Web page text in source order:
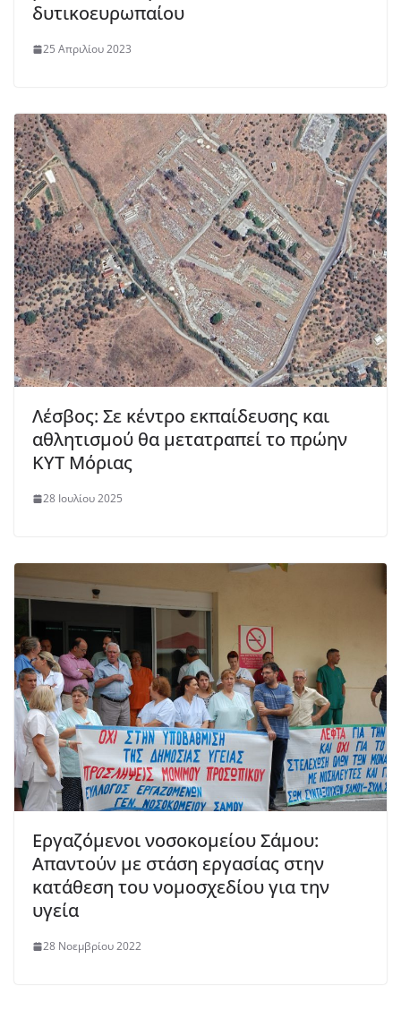
δυτικοευρωπαίου
25 Απριλίου 2023
Λέσβος: Σε κέντρο εκπαίδευσης και
αθλητισμού θα μετατραπεί το πρώην
ΚΥΤ Μόριας
28 Ιουλίου 2025
Εργαζόμενοι νοσοκομείου Σάμου:
Απαντούν με στάση εργασίας στην
κατάθεση του νομοσχεδίου για την
υγεία
28 Νοεμβρίου 2022